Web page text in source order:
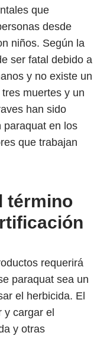
que
desde
niños. Según la
ser fatal debido a
y no existe un
muertes y un
han sido
paraquat en los
que trabajan
término
requerirá
paraquat sea un
el herbicida. El
y cargar el
y otras